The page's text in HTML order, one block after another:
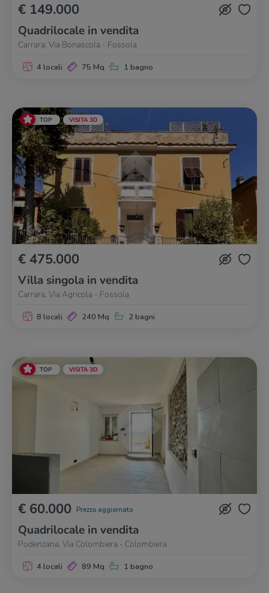
€ 149.000
Quadrilocale in vendita
Carrara, Via Bonascola - Fossola
4 locali 75 Mq 1 bagno
TOP VISITA 3D
€ 475.000
Villa singola in vendita
Carrara, Via Agricola - Fossola
8 locali 240 Mq 2 bagni
TOP VISITA 3D
€ 60.000 Prezzo aggiornato
Quadrilocale in vendita
Podenzana, Via Colombiera - Colombiera
4 locali 89 Mq 1 bagno